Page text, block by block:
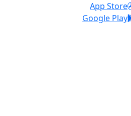
App Store
Google Play